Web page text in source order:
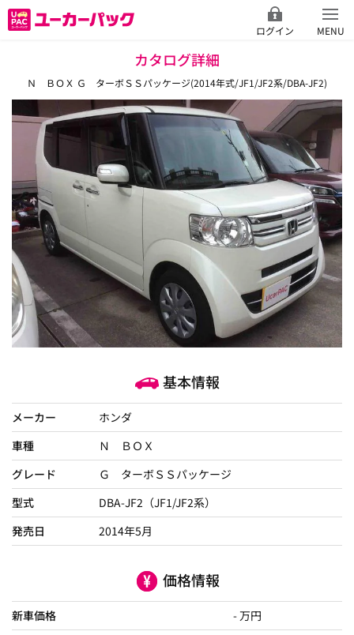
ログイン MENU
カタログ詳細
Ｎ ＢＯＸ Ｇ ターボＳＳパッケージ(2014年式/JF1/JF2系/DBA-JF2)
基本情報
メーカー
ホンダ
車種
Ｎ ＢＯＸ
グレード
Ｇ ターボＳＳパッケージ
型式
DBA-JF2（JF1/JF2系）
発売日
2014年5月
価格情報
新車価格
- 万円